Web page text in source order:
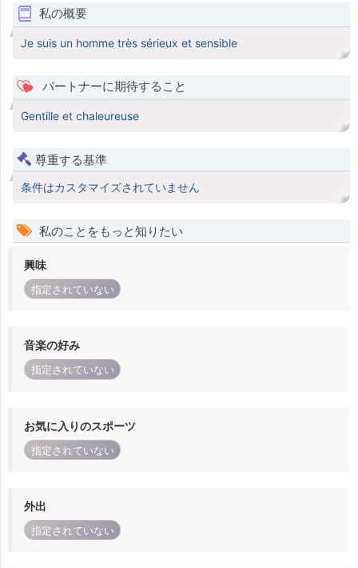
私の概要
Je suis un homme très sérieux et sensible
パートナーに期待すること
Gentille et chaleureuse
尊重する基準
条件はカスタマイズされていません
私のことをもっと知りたい
興味
指定されていない
音楽の好み
指定されていない
お気に入りのスポーツ
指定されていない
外出
指定されていない